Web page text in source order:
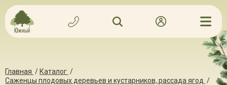
Главная / Каталог /
Саженцы плодовых деревьев и кустарников, рассада ягод /